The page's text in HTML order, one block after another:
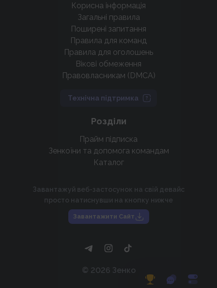
Корисна інформація
Загальні правила
Поширені запитання
Правила для команд
Правила для оголошень
Вікові обмеження
Правовласникам (DMCA)
Технічна підтримка
Розділи
Прайм підписка
Зенкоїни та допомога командам
Каталог
Завантажуй веб-застосунок на свій девайс
просто натиснувши на кнопку нижче
Завантажити Сайт
© 2026 Зенко